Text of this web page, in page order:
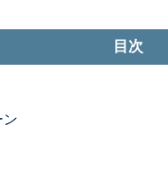
目次
ン